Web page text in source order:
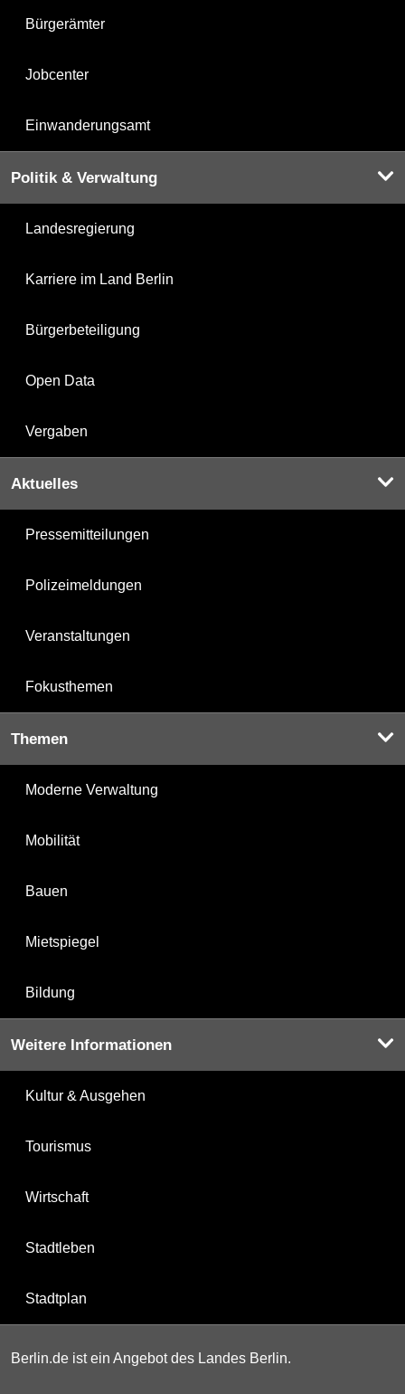
Bürgerämter
Jobcenter
Einwanderungsamt
Politik & Verwaltung
Landesregierung
Karriere im Land Berlin
Bürgerbeteiligung
Open Data
Vergaben
Aktuelles
Pressemitteilungen
Polizeimeldungen
Veranstaltungen
Fokusthemen
Themen
Moderne Verwaltung
Mobilität
Bauen
Mietspiegel
Bildung
Weitere Informationen
Kultur & Ausgehen
Tourismus
Wirtschaft
Stadtleben
Stadtplan
Berlin.de ist ein Angebot des Landes Berlin.